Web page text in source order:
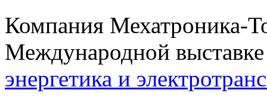
Компания Мехатроника-
Международной
энергетика и